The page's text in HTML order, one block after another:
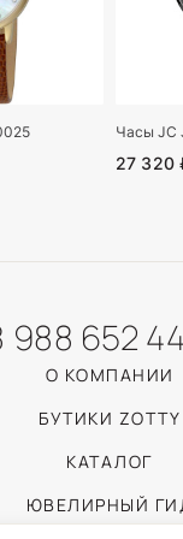
Часы JC
27 320
988 652
О КОМПАНИИ
БУТИКИ ZOTTY
КАТАЛОГ
ЮВЕЛИРНЫЙ